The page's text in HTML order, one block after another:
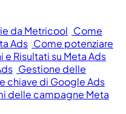
da Metricool Come
Ads Come potenziare
e Risultati su Meta Ads
Gestione delle
chiave di Google Ads
delle campagne Meta